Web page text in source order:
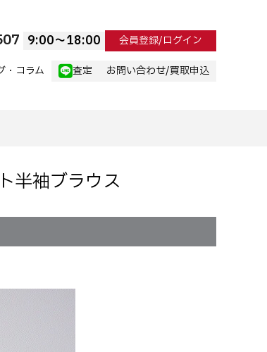
9:00〜18:00 会員登録/ログイン
・コラム 査定 お問い合わせ/買取申込
半袖ブラウス